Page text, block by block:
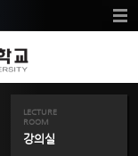
LECTURE
ROOM
강의실